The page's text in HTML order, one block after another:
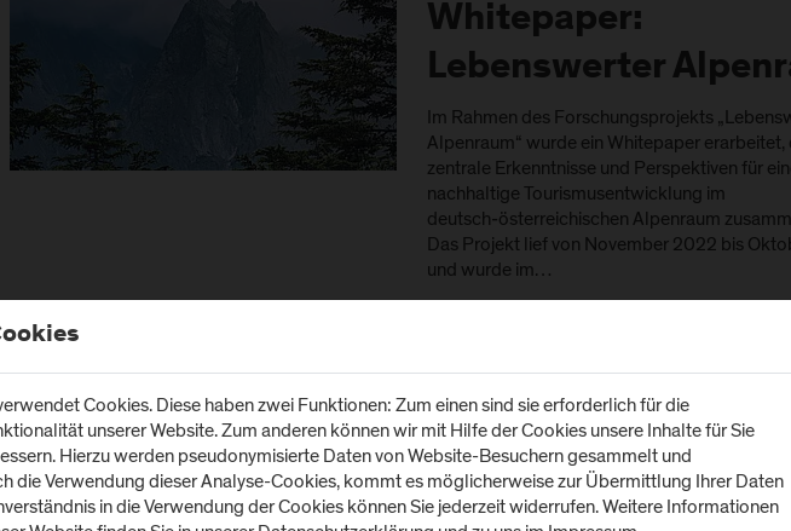
Whitepaper:
Lebenswerter
Im Rahmen des Forschungsprojekts
Alpenraum“ wurde ein Whitepaper erarbeitet,
zentrale Erkenntnisse und Perspektiven für
nachhaltige Tourismusentwicklung im
deutsch‑österreichischen Alpenraum
Das Projekt lief von November 2022 bis
und wurde im…
Workshop zum
Bioökonomie an der
Salzburg
Cookies. Diese haben zwei Funktionen: Zum einen sind sie erforderlich für die
unserer Website. Zum anderen können wir mit Hilfe der Cookies unsere Inhalte für Sie
Hierzu werden pseudonymisierte Daten von Website-Besuchern gesammelt und
die Verwendung dieser Analyse-Cookies, kommt es möglicherweise zur Übermittlung Ihrer Daten
in die Verwendung der Cookies können Sie jederzeit widerrufen. Weitere Informationen